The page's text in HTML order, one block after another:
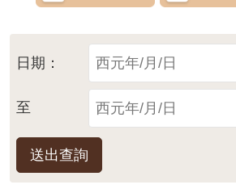
日期：
至